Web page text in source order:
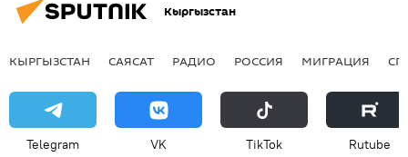
Кыргызстан
КЫРГЫЗСТАН САЯСАТ РАДИО РОССИЯ МИГРАЦИЯ
Telegram VK ТikТоk Rutube